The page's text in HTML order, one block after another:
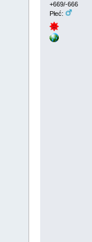
+669/-666
Płeć: